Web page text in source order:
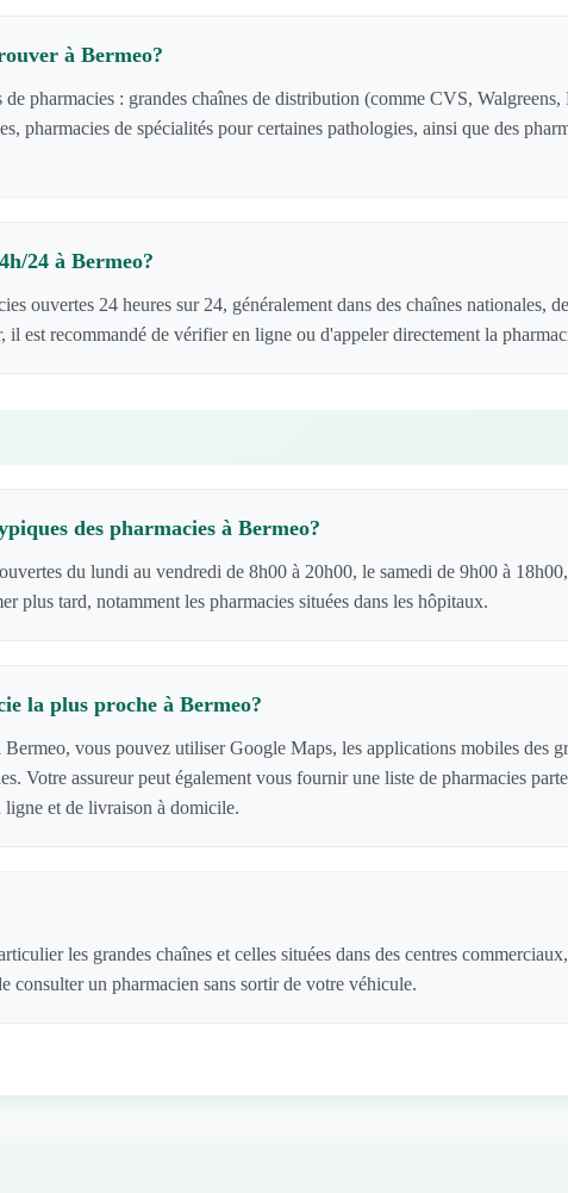
à Bermeo?
pharmacies : grandes chaînes de distribution (comme CVS,
pharmacies de spécialités pour certaines pathologies, ainsi que des
24 à Bermeo?
ouvertes 24 heures sur 24, généralement dans des chaînes nationales,
est recommandé de vérifier en ligne ou d'appeler directement la
des pharmacies à Bermeo?
du lundi au vendredi de 8h00 à 20h00, le samedi de 9h00 à
plus tard, notamment les pharmacies situées dans les hôpitaux.
la plus proche à Bermeo?
vous pouvez utiliser Google Maps, les applications mobiles des
Votre assureur peut également vous fournir une liste de pharmacies
ligne et de livraison à domicile.
les grandes chaînes et celles situées dans des centres
consulter un pharmacien sans sortir de votre véhicule.